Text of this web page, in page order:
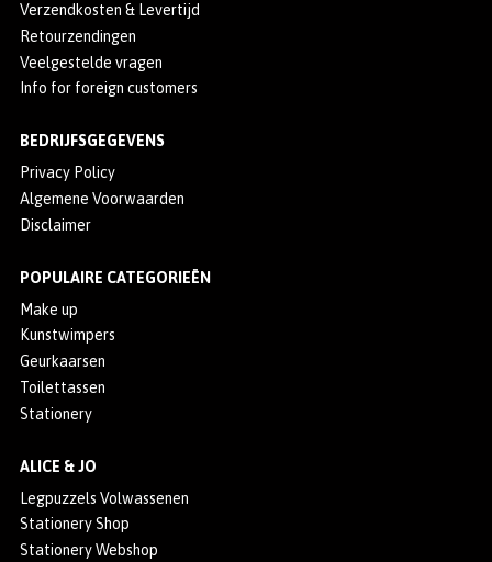
Verzendkosten & Levertijd
Retourzendingen
Veelgestelde vragen
Info for foreign customers
BEDRIJFSGEGEVENS
Privacy Policy
Algemene Voorwaarden
Disclaimer
POPULAIRE CATEGORIEËN
Make up
Kunstwimpers
Geurkaarsen
Toilettassen
Stationery
ALICE & JO
Legpuzzels Volwassenen
Stationery Shop
Stationery Webshop